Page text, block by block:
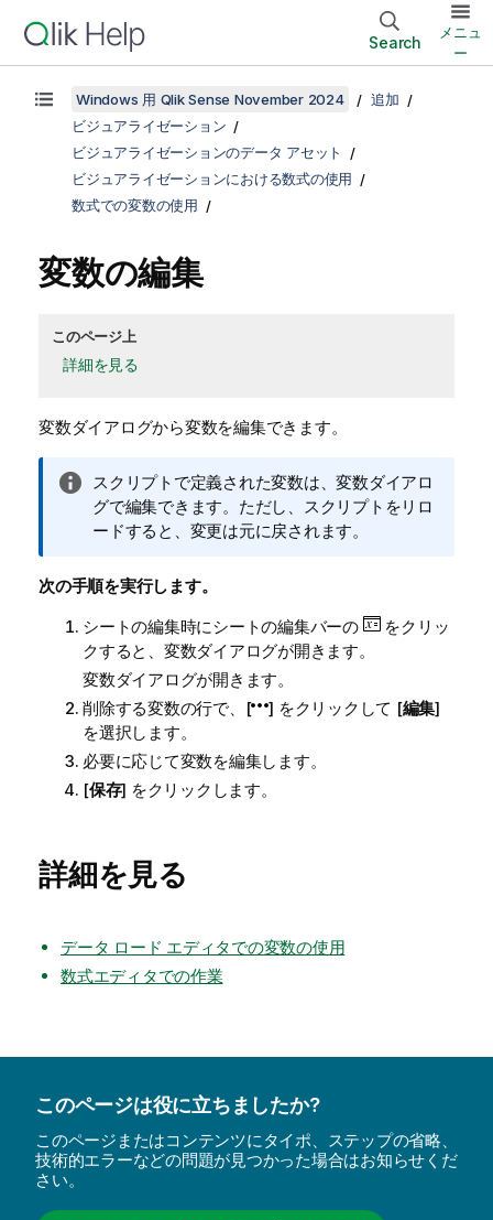
Search
メニュ
ー
Windows 用 Qlik Sense November 2024
追加
ビジュアライゼーション
ビジュアライゼーションのデータ アセット
ビジュアライゼーションにおける数式の使用
数式での変数の使用
変数の編集
このページ上
詳細を見る
変数ダイアログから変数を編集できます。
情
報
メ
スクリプトで定義された変数は、変数ダイアロ
グで編集できます。ただし、スクリプトをリロ
ードすると、変更は元に戻されます。
次の手順を実行します。
シートの編集時にシートの編集バーの
をクリッ
クすると、変数ダイアログが開きます。
変数ダイアログが開きます。
削除する変数の行で、[
] をクリックして [編集]
を選択します。
必要に応じて変数を編集します。
[保存] をクリックします。
詳細を見る
データ ロード エディタでの変数の使用
数式エディタでの作業
このページは役に立ちましたか?
このページまたはコンテンツにタイポ、ステップの省略、
技術的エラーなどの問題が見つかった場合はお知らせくだ
さい。